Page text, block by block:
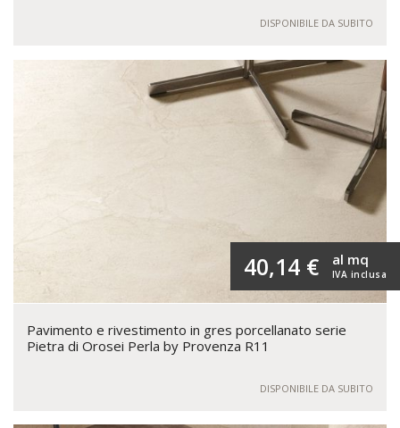
DISPONIBILE DA SUBITO
40,14 € IVA inclusa
al mq
Pavimento e rivestimento in gres porcellanato serie
Pietra di Orosei Perla by Provenza R11
DISPONIBILE DA SUBITO